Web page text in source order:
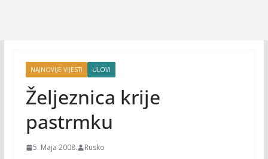
NAJNOVIJE VIJESTI ULOVI
Željeznica krije
pastrmku
5. Maja 2008. Rusko